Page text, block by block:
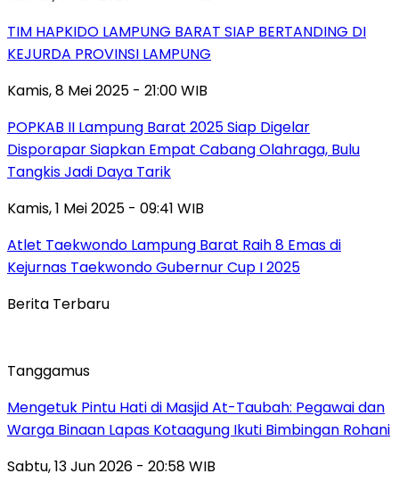
TIM HAPKIDO LAMPUNG BARAT SIAP BERTANDING DI
KEJURDA PROVINSI LAMPUNG
Kamis, 8 Mei 2025 - 21:00 WIB
POPKAB II Lampung Barat 2025 Siap Digelar
Disporapar Siapkan Empat Cabang Olahraga, Bulu
Tangkis Jadi Daya Tarik
Kamis, 1 Mei 2025 - 09:41 WIB
Atlet Taekwondo Lampung Barat Raih 8 Emas di
Kejurnas Taekwondo Gubernur Cup I 2025
Berita Terbaru
Tanggamus
Mengetuk Pintu Hati di Masjid At-Taubah: Pegawai dan
Warga Binaan Lapas Kotaagung Ikuti Bimbingan Rohani
Sabtu, 13 Jun 2026 - 20:58 WIB